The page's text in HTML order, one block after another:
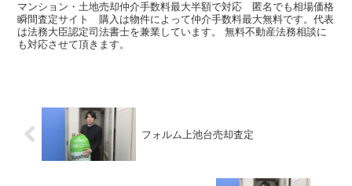
マンション・土地売却仲介手数料最大半額で対応 匿名でも相場価格
瞬間査定サイト 購入は物件によって仲介手数料最大無料です。代表
は法務大臣認定司法書士を兼業しています。 無料不動産法務相談に
も対応させて頂きます。
フォルム上池台売却査定